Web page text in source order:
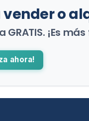
o
¡Es
ahora!